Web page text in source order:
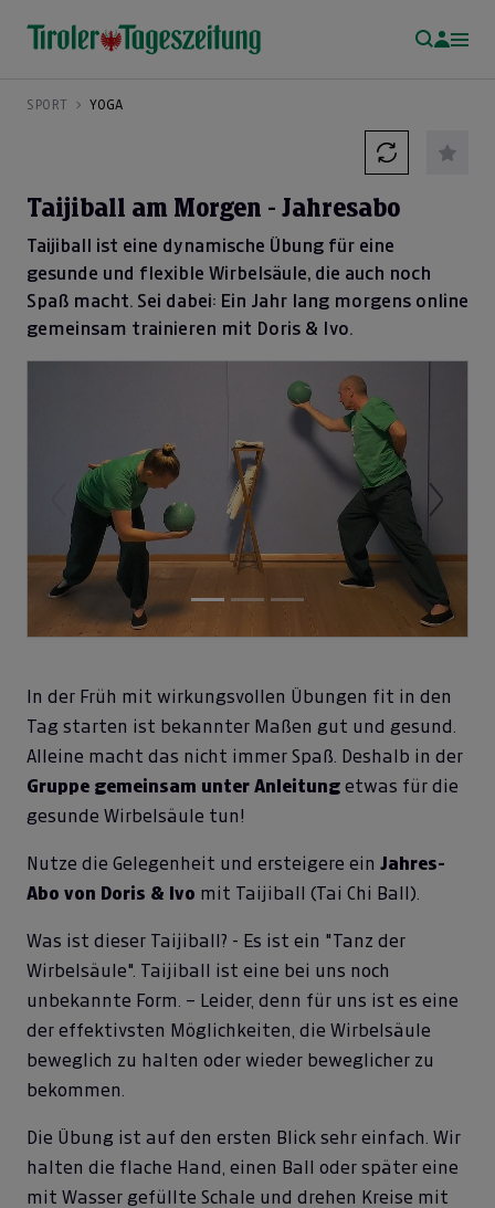
SPORT YOGA
Taijiball am Morgen - Jahresabo
Taijiball ist eine dynamische Übung für eine
gesunde und flexible Wirbelsäule, die auch noch
Spaß macht. Sei dabei: Ein Jahr lang morgens online
gemeinsam trainieren mit Doris & Ivo.
Previous Next
In der Früh mit wirkungsvollen Übungen fit in den
Tag starten ist bekannter Maßen gut und gesund.
Alleine macht das nicht immer Spaß. Deshalb in der
Gruppe gemeinsam unter Anleitung etwas für die
gesunde Wirbelsäule tun!
Nutze die Gelegenheit und ersteigere ein Jahres-
Abo von Doris & Ivo mit Taijiball (Tai Chi Ball).
Was ist dieser Taijiball? - Es ist ein "Tanz der
Wirbelsäule". Taijiball ist eine bei uns noch
unbekannte Form. – Leider, denn für uns ist es eine
der effektivsten Möglichkeiten, die Wirbelsäule
beweglich zu halten oder wieder beweglicher zu
bekommen.
Die Übung ist auf den ersten Blick sehr einfach. Wir
halten die flache Hand, einen Ball oder später eine
mit Wasser gefüllte Schale und drehen Kreise mit